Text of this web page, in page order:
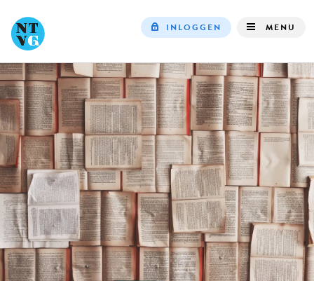
navigation
INLOGGEN MENU